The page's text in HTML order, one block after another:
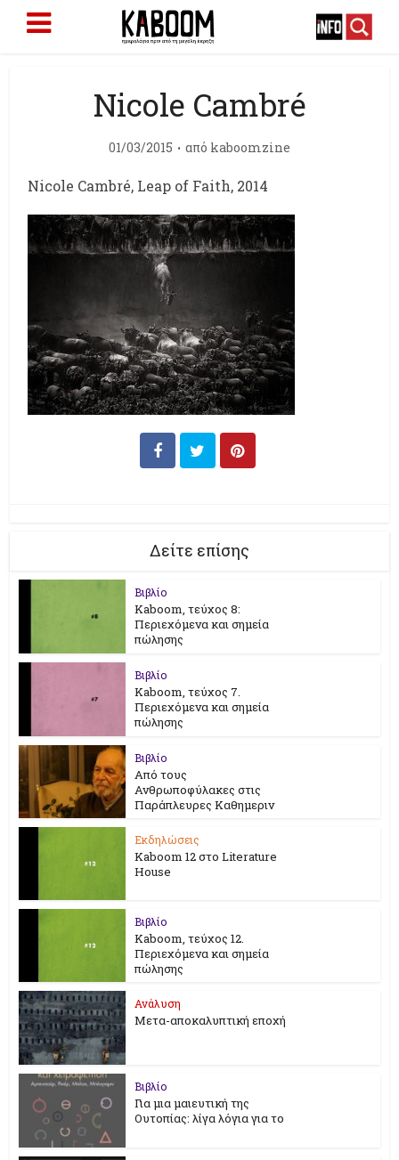
Nicole Cambré
01/03/2015 από kaboomzine
Nicole Cambré, Leap of Faith, 2014
Δείτε επίσης
Βιβλίο
Kaboom, τεύχος 8:
Περιεχόμενα και σημεία
πώλησης
Βιβλίο
Kaboom, τεύχος 7.
Περιεχόμενα και σημεία
πώλησης
Βιβλίο
Από τους
Ανθρωποφύλακες στις
Παράπλευρες Καθημεριν
Εκδηλώσεις
Kaboom 12 στο Literature
House
Βιβλίο
Kaboom, τεύχος 12.
Περιεχόμενα και σημεία
πώλησης
Ανάλυση
Μετα-αποκαλυπτική εποχή
Βιβλίο
Για μια μαιευτική της
Ουτοπίας: λίγα λόγια για το